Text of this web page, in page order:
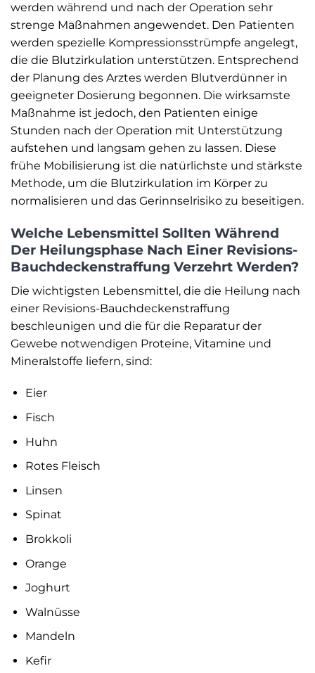
werden während und nach der Operation sehr
strenge Maßnahmen angewendet. Den Patienten
werden spezielle Kompressionsstrümpfe angelegt,
die die Blutzirkulation unterstützen. Entsprechend
der Planung des Arztes werden Blutverdünner in
geeigneter Dosierung begonnen. Die wirksamste
Maßnahme ist jedoch, den Patienten einige
Stunden nach der Operation mit Unterstützung
aufstehen und langsam gehen zu lassen. Diese
frühe Mobilisierung ist die natürlichste und stärkste
Methode, um die Blutzirkulation im Körper zu
normalisieren und das Gerinnselrisiko zu beseitigen.
Welche Lebensmittel Sollten Während
Der Heilungsphase Nach Einer Revisions-
Bauchdeckenstraffung Verzehrt Werden?
Die wichtigsten Lebensmittel, die die Heilung nach
einer Revisions-Bauchdeckenstraffung
beschleunigen und die für die Reparatur der
Gewebe notwendigen Proteine, Vitamine und
Mineralstoffe liefern, sind:
Eier
Fisch
Huhn
Rotes Fleisch
Linsen
Spinat
Brokkoli
Orange
Joghurt
Walnüsse
Mandeln
Kefir